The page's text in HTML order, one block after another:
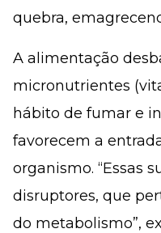
quebra,
A alimentação
micronutrientes
hábito de fumar e
favorecem a
organismo. “Essas
disruptores, que
do metabolismo”,